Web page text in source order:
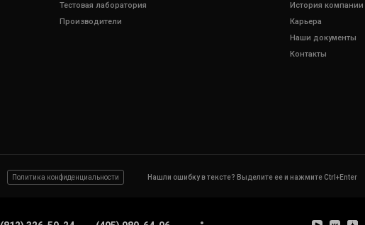
Тестовая лаборатория
Производители
История компании
Карьера
Наши документы
Контакты
Политика конфиденциальности Нашли ошибку в тексте? Выделите ее и нажмите Ctrl+Enter